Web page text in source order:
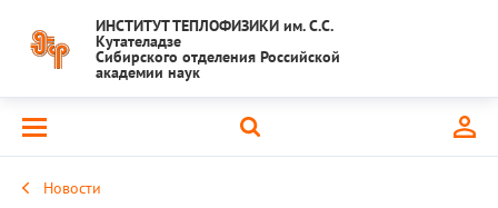
ИНСТИТУТ ТЕПЛОФИЗИКИ им. С.С.
Кутателадзе
Сибирского отделения Российской
академии наук
Новости